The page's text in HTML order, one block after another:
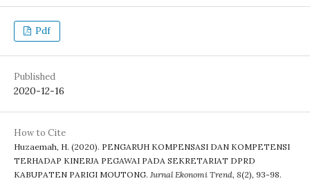
Pdf
Published
2020-12-16
How to Cite
Huzaemah, H. (2020). PENGARUH KOMPENSASI DAN KOMPETENSI
TERHADAP KINERJA PEGAWAI PADA SEKRETARIAT DPRD
KABUPATEN PARIGI MOUTONG. Jurnal Ekonomi Trend, 8(2), 93-98.